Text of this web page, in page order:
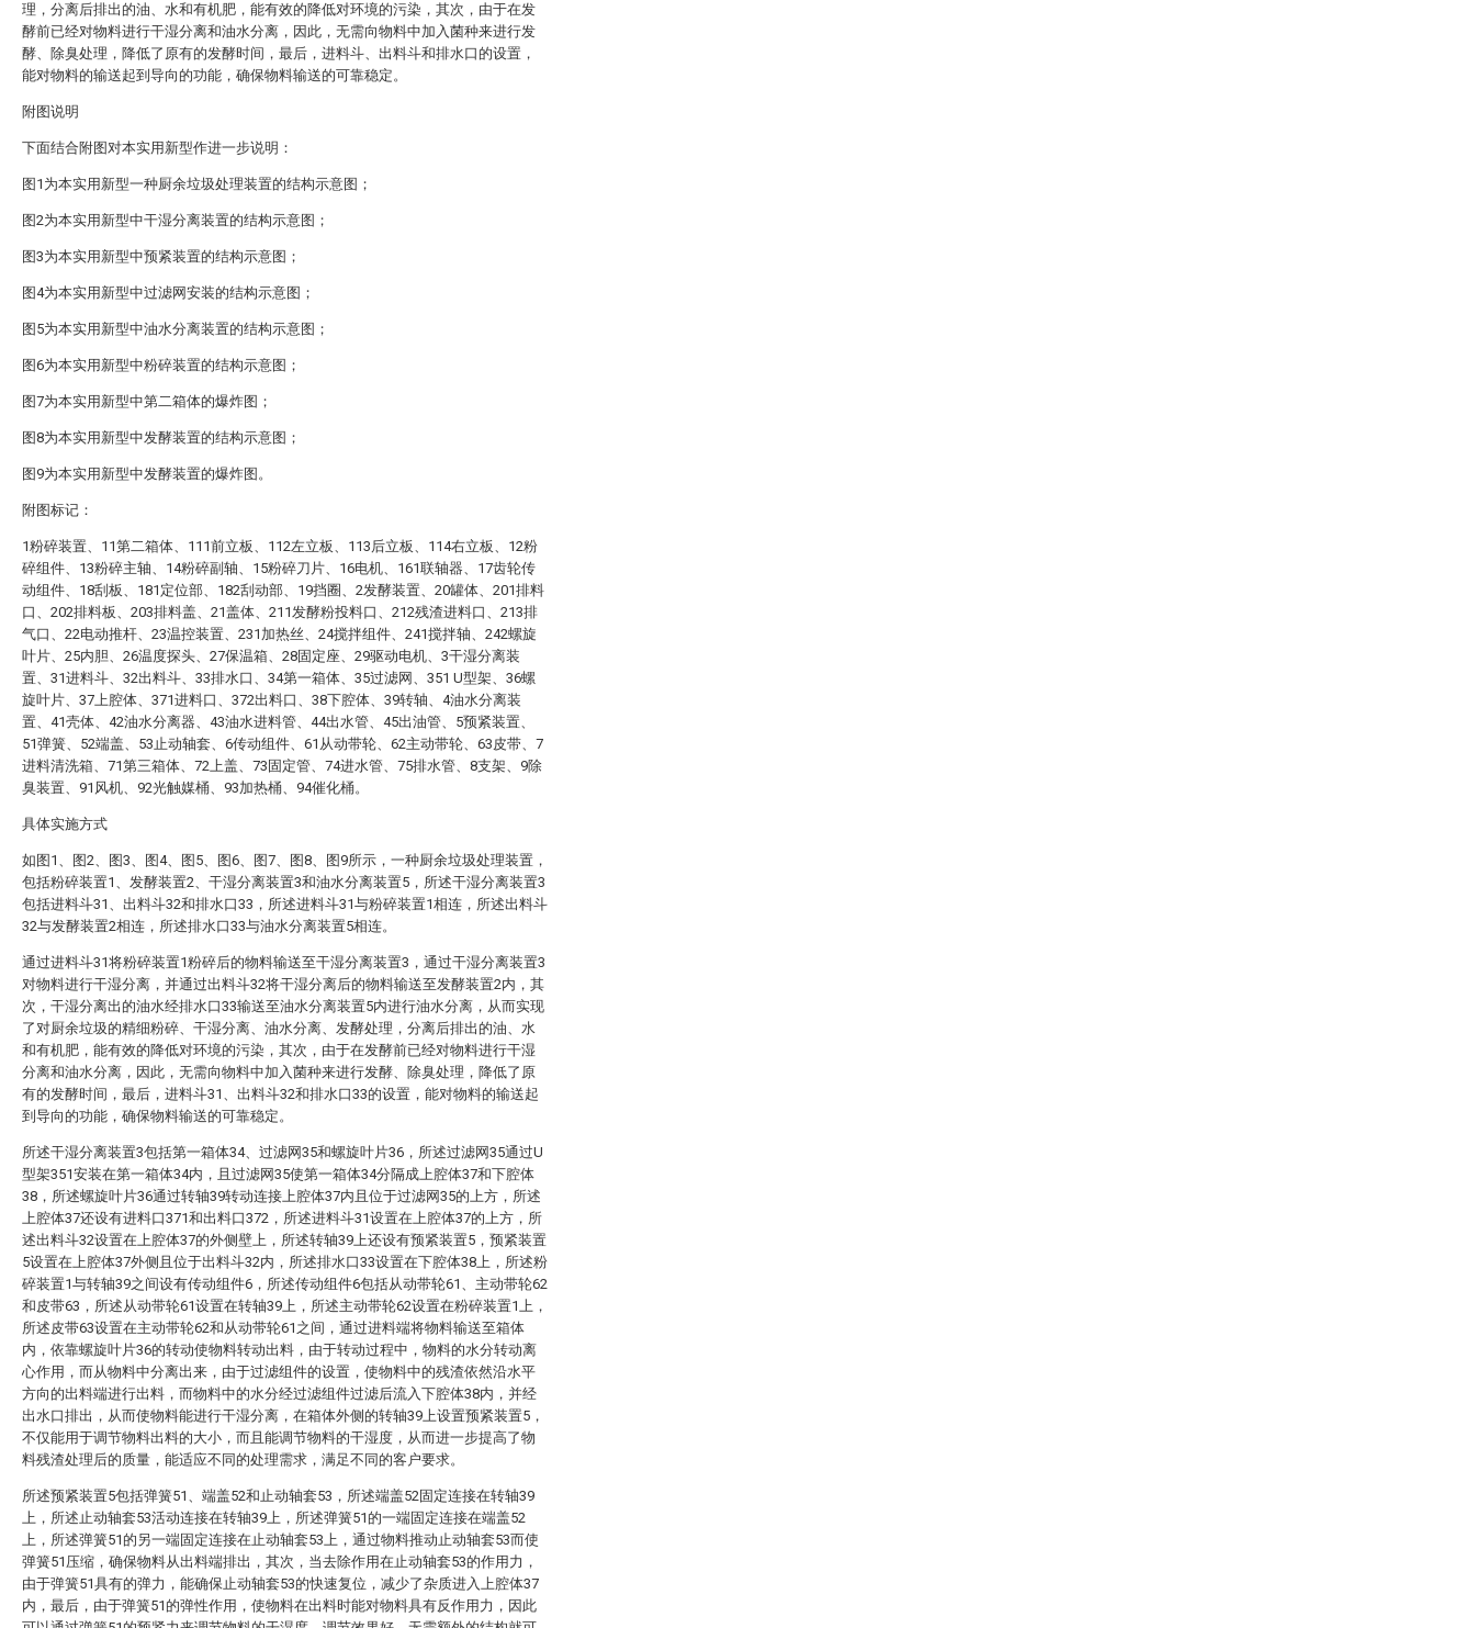
理，分离后排出的油、水和有机肥，能有效的降低对环境的污染，其次，由于在发
酵前已经对物料进行干湿分离和油水分离，因此，无需向物料中加入菌种来进行发
酵、除臭处理，降低了原有的发酵时间，最后，进料斗、出料斗和排水口的设置，
能对物料的输送起到导向的功能，确保物料输送的可靠稳定。
附图说明
下面结合附图对本实用新型作进一步说明：
图1为本实用新型一种厨余垃圾处理装置的结构示意图；
图2为本实用新型中干湿分离装置的结构示意图；
图3为本实用新型中预紧装置的结构示意图；
图4为本实用新型中过滤网安装的结构示意图；
图5为本实用新型中油水分离装置的结构示意图；
图6为本实用新型中粉碎装置的结构示意图；
图7为本实用新型中第二箱体的爆炸图；
图8为本实用新型中发酵装置的结构示意图；
图9为本实用新型中发酵装置的爆炸图。
附图标记：
1粉碎装置、11第二箱体、111前立板、112左立板、113后立板、114右立板、12粉
碎组件、13粉碎主轴、14粉碎副轴、15粉碎刀片、16电机、161联轴器、17齿轮传
动组件、18刮板、181定位部、182刮动部、19挡圈、2发酵装置、20罐体、201排料
口、202排料板、203排料盖、21盖体、211发酵粉投料口、212残渣进料口、213排
气口、22电动推杆、23温控装置、231加热丝、24搅拌组件、241搅拌轴、242螺旋
叶片、25内胆、26温度探头、27保温箱、28固定座、29驱动电机、3干湿分离装
置、31进料斗、32出料斗、33排水口、34第一箱体、35过滤网、351 U型架、36螺
旋叶片、37上腔体、371进料口、372出料口、38下腔体、39转轴、4油水分离装
置、41壳体、42油水分离器、43油水进料管、44出水管、45出油管、5预紧装置、
51弹簧、52端盖、53止动轴套、6传动组件、61从动带轮、62主动带轮、63皮带、7
进料清洗箱、71第三箱体、72上盖、73固定管、74进水管、75排水管、8支架、9除
臭装置、91风机、92光触媒桶、93加热桶、94催化桶。
具体实施方式
如图1、图2、图3、图4、图5、图6、图7、图8、图9所示，一种厨余垃圾处理装置，
包括粉碎装置1、发酵装置2、干湿分离装置3和油水分离装置5，所述干湿分离装置3
包括进料斗31、出料斗32和排水口33，所述进料斗31与粉碎装置1相连，所述出料斗
32与发酵装置2相连，所述排水口33与油水分离装置5相连。
通过进料斗31将粉碎装置1粉碎后的物料输送至干湿分离装置3，通过干湿分离装置3
对物料进行干湿分离，并通过出料斗32将干湿分离后的物料输送至发酵装置2内，其
次，干湿分离出的油水经排水口33输送至油水分离装置5内进行油水分离，从而实现
了对厨余垃圾的精细粉碎、干湿分离、油水分离、发酵处理，分离后排出的油、水
和有机肥，能有效的降低对环境的污染，其次，由于在发酵前已经对物料进行干湿
分离和油水分离，因此，无需向物料中加入菌种来进行发酵、除臭处理，降低了原
有的发酵时间，最后，进料斗31、出料斗32和排水口33的设置，能对物料的输送起
到导向的功能，确保物料输送的可靠稳定。
所述干湿分离装置3包括第一箱体34、过滤网35和螺旋叶片36，所述过滤网35通过U
型架351安装在第一箱体34内，且过滤网35使第一箱体34分隔成上腔体37和下腔体
38，所述螺旋叶片36通过转轴39转动连接上腔体37内且位于过滤网35的上方，所述
上腔体37还设有进料口371和出料口372，所述进料斗31设置在上腔体37的上方，所
述出料斗32设置在上腔体37的外侧壁上，所述转轴39上还设有预紧装置5，预紧装置
5设置在上腔体37外侧且位于出料斗32内，所述排水口33设置在下腔体38上，所述粉
碎装置1与转轴39之间设有传动组件6，所述传动组件6包括从动带轮61、主动带轮62
和皮带63，所述从动带轮61设置在转轴39上，所述主动带轮62设置在粉碎装置1上，
所述皮带63设置在主动带轮62和从动带轮61之间，通过进料端将物料输送至箱体
内，依靠螺旋叶片36的转动使物料转动出料，由于转动过程中，物料的水分转动离
心作用，而从物料中分离出来，由于过滤组件的设置，使物料中的残渣依然沿水平
方向的出料端进行出料，而物料中的水分经过滤组件过滤后流入下腔体38内，并经
出水口排出，从而使物料能进行干湿分离，在箱体外侧的转轴39上设置预紧装置5，
不仅能用于调节物料出料的大小，而且能调节物料的干湿度，从而进一步提高了物
料残渣处理后的质量，能适应不同的处理需求，满足不同的客户要求。
所述预紧装置5包括弹簧51、端盖52和止动轴套53，所述端盖52固定连接在转轴39
上，所述止动轴套53活动连接在转轴39上，所述弹簧51的一端固定连接在端盖52
上，所述弹簧51的另一端固定连接在止动轴套53上，通过物料推动止动轴套53而使
弹簧51压缩，确保物料从出料端排出，其次，当去除作用在止动轴套53的作用力，
由于弹簧51具有的弹力，能确保止动轴套53的快速复位，减少了杂质进入上腔体37
内，最后，由于弹簧51的弹性作用，使物料在出料时能对物料具有反作用力，因此